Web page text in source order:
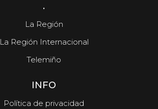
.
La Región
La Región Internacional
Telemiño
INFO
Política de privacidad